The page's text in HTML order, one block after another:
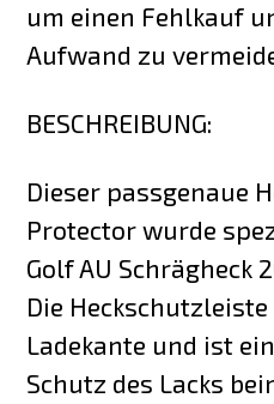
um einen Fehlkauf
Aufwand zu
BESCHREIBUNG:
Dieser passgenaue
Protector wurde
Golf AU Schrägheck
Die Heckschutzleiste
Ladekante und ist
Schutz des Lacks